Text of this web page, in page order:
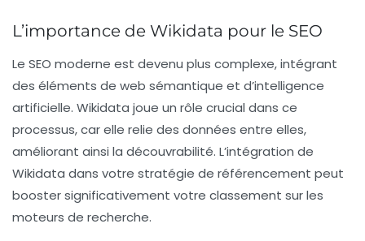
L’importance de Wikidata pour le SEO
Le SEO moderne est devenu plus complexe, intégrant
des éléments de web sémantique et d’intelligence
artificielle. Wikidata joue un rôle crucial dans ce
processus, car elle relie des données entre elles,
améliorant ainsi la découvrabilité. L’intégration de
Wikidata dans votre stratégie de référencement peut
booster significativement votre classement sur les
moteurs de recherche.